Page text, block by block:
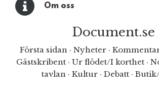
Om oss
Document.se
Första sidan· Nyheter·
Gästskribent · Ur flödet/I korthet ·
tavlan · Kultur · Debatt ·